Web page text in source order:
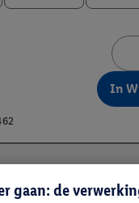
In
gaan: de